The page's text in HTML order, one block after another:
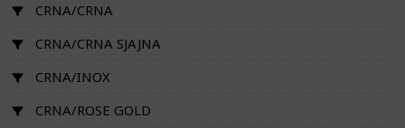
CRNA/CRNA
CRNA/CRNA SJAJNA
CRNA/INOX
CRNA/ROSE GOLD